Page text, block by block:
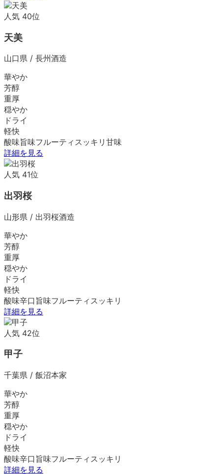
人気 40位
天美
山口県 / 長州酒造
華やか
芳醇
重厚
穏やか
ドライ
軽快
酸味旨味フルーティ スッキリ 甘味
詳細を見る
人気 41位
出羽桜
山形県 / 出羽桜酒造
華やか
芳醇
重厚
穏やか
ドライ
軽快
酸味辛口 旨味フルーティ スッキリ
詳細を見る
人気 42位
甲子
千葉県 / 飯沼本家
華やか
芳醇
重厚
穏やか
ドライ
軽快
酸味辛口 旨味フルーティ スッキリ
詳細を見る